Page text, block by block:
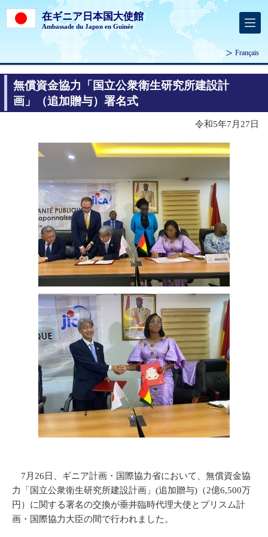
在ギニア日本国大使館
Ambassade du Japon en Guinée
Français
無償資金協力「国立公衆衛生研究所建設計
画」（追加贈与）署名式
令和5年7月27日
7月26日、ギニア計画・国際協力省において、無償資金協
力「国立公衆衛生研究所建設計画」(追加贈与)（2億6,500万
円）に関する署名の交換が垂井臨時代理大使とプリスム計
画・国際協力大臣の間で行われました。